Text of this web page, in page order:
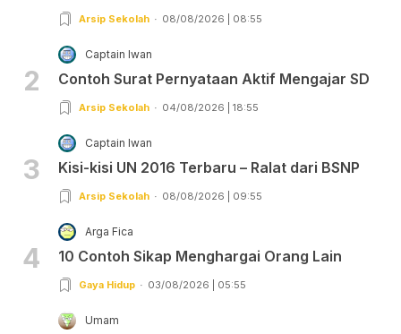
Arsip Sekolah 08/08/2026 | 08:55
2
Captain Iwan
Contoh Surat Pernyataan Aktif Mengajar SD
Arsip Sekolah 04/08/2026 | 18:55
3
Captain Iwan
Kisi-kisi UN 2016 Terbaru – Ralat dari BSNP
Arsip Sekolah 08/08/2026 | 09:55
4
Arga Fica
10 Contoh Sikap Menghargai Orang Lain
Gaya Hidup 03/08/2026 | 05:55
Umam